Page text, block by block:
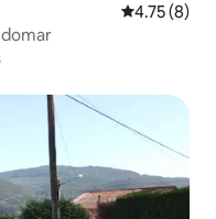
Calificación
4.75 (8)